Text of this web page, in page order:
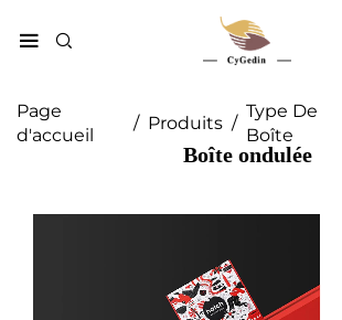
Page
d'accueil
/ Produits /
Type De
Boîte
Boîte ondulée